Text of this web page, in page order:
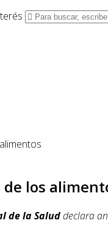
de los
de la Saluddeclara